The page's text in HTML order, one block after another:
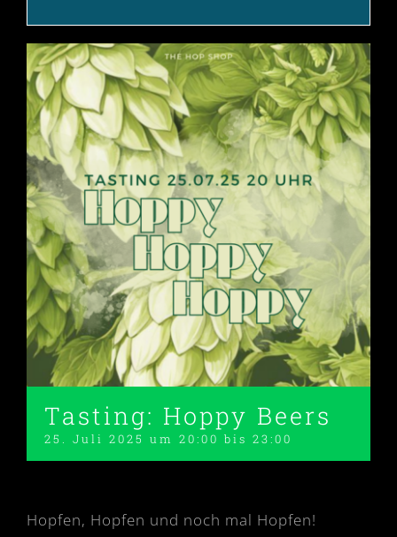
Tasting: Hoppy Beers
25. Juli 2025 um 20:00 bis 23:00
Hopfen, Hopfen und noch mal Hopfen!